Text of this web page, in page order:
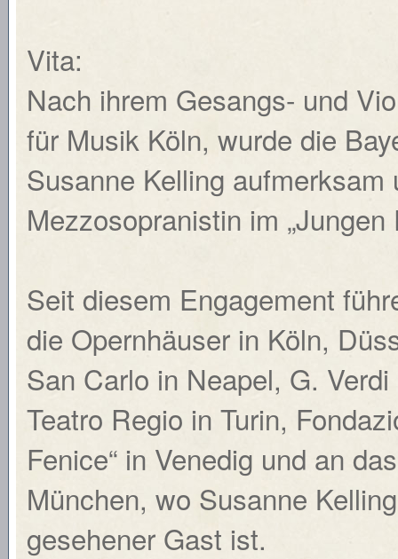
Vita:
Nach ihrem Gesangs- und
für Musik Köln, wurde die
Susanne Kelling
Mezzosopranistin im „Jungen
Seit diesem Engagement
die Opernhäuser in Köln,
San Carlo in Neapel, G.
Teatro Regio in Turin,
Fenice“ in Venedig und an
München, wo Susanne
gesehener Gast ist.